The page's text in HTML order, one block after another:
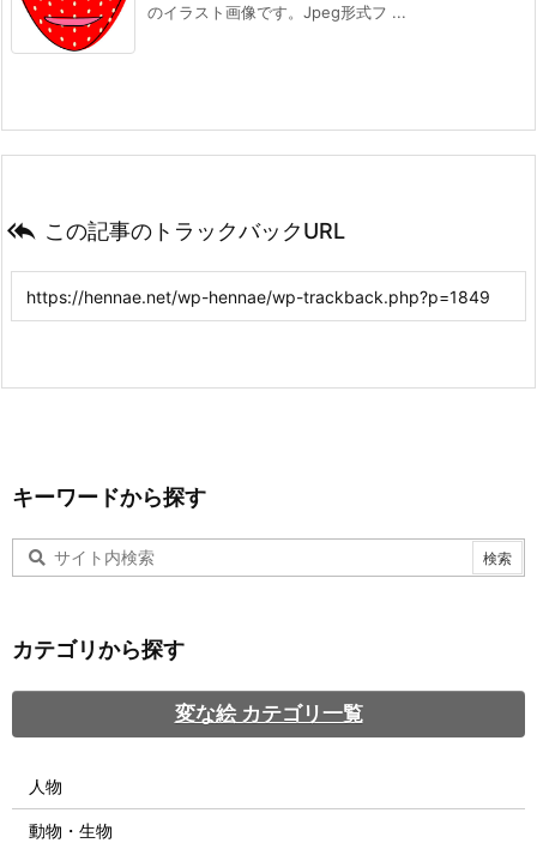
のイラスト画像です。Jpeg形式フ ...
 この記事のトラックバックURL
キーワードから探す
カテゴリから探す
変な絵 カテゴリ一覧
人物
動物・生物